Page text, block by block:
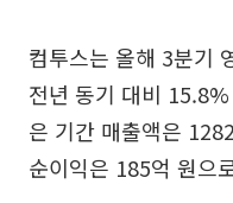
컴투스는 올해 3분기
전년 동기 대비
은 기간 매출액은
순이익은 185억 원으